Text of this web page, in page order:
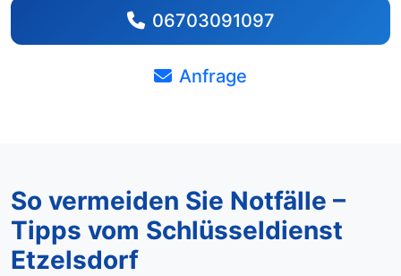
06703091097
Anfrage
So vermeiden Sie Notfälle –
Tipps vom Schlüsseldienst
Etzelsdorf